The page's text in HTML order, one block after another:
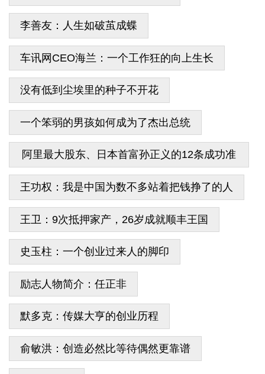
李善友：人生如破茧成蝶
车讯网CEO海兰：一个工作狂的向上生长
没有低到尘埃里的种子不开花
一个笨弱的男孩如何成为了杰出总统
阿里最大股东、日本首富孙正义的12条成功准
则
王功权：我是中国为数不多站着把钱挣了的人
王卫：9次抵押家产，26岁成就顺丰王国
史玉柱：一个创业过来人的脚印
励志人物简介：任正非
默多克：传媒大亨的创业历程
俞敏洪：创造必然比等待偶然更靠谱